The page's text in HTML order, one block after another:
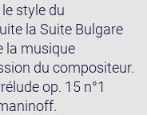
style du
la Suite Bulgare
la musique
du compositeur.
op. 15 n°1